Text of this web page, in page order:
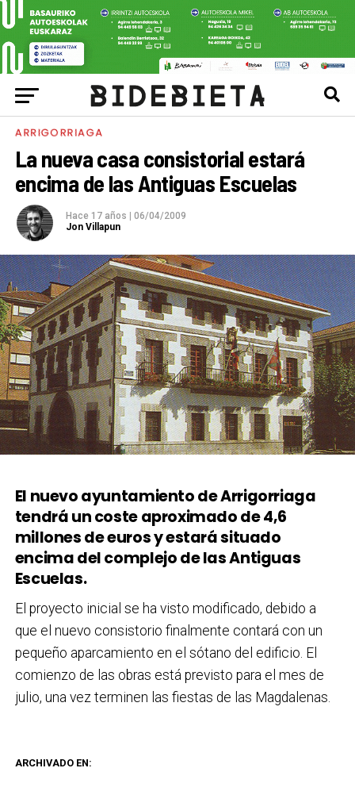
ARRIGORRIAGA
La nueva casa consistorial estará
encima de las Antiguas Escuelas
Hace 17 años
06/04/2009
Jon Villapun
El nuevo ayuntamiento de Arrigorriaga
tendrá un coste aproximado de 4,6
millones de euros y estará situado
encima del complejo de las Antiguas
Escuelas.
El proyecto inicial se ha visto modificado, debido a
que el nuevo consistorio finalmente contará con un
pequeño aparcamiento en el sótano del edificio. El
comienzo de las obras está previsto para el mes de
julio, una vez terminen las fiestas de las Magdalenas.
ARCHIVADO EN: